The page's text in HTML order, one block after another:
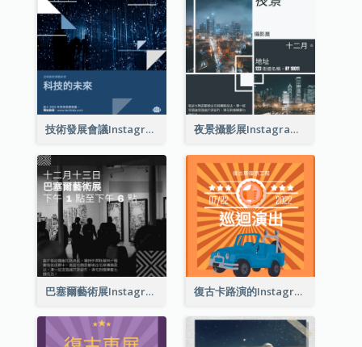
技術發展會議Instagram帖子 夜景攝影展Instagram貼子
巴塞爾藝術展Instagram帖子 復古卡路演的Instagram帖子